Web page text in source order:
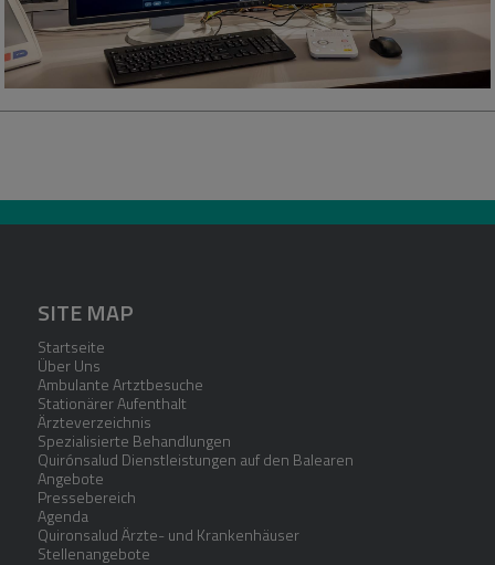
SITE MAP
Startseite
Über Uns
Ambulante Artztbesuche
Stationärer Aufenthalt
Ärzteverzeichnis
Spezialisierte Behandlungen
Quirónsalud Dienstleistungen auf den Balearen
Angebote
Pressebereich
Agenda
Quironsalud Ärzte- und Krankenhäuser
Stellenangebote